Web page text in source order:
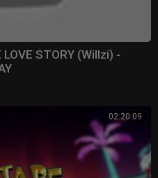
STORY (Willzi) -
02:20:09